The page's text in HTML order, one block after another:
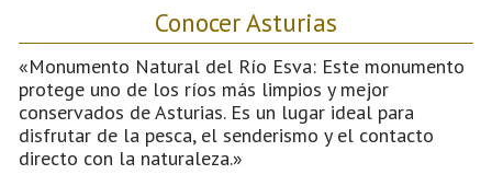
Conocer Asturias
«Monumento Natural del Río Esva: Este monumento
protege uno de los ríos más limpios y mejor
conservados de Asturias. Es un lugar ideal para
disfrutar de la pesca, el senderismo y el contacto
directo con la naturaleza.»